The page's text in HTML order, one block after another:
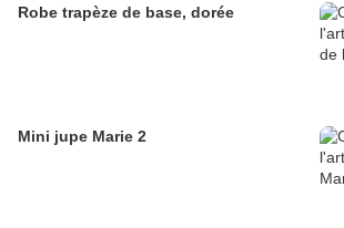
Robe trapèze de base, dorée
Mini jupe Marie 2